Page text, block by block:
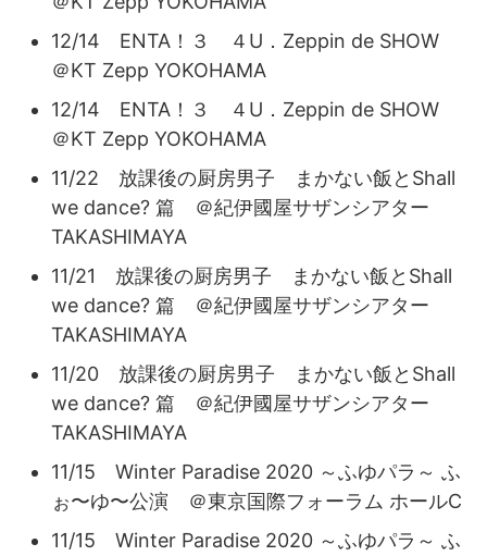
12/14 ENTA！３ ４U．Zeppin de SHOW
＠KT Zepp YOKOHAMA
12/14 ENTA！３ ４U．Zeppin de SHOW
＠KT Zepp YOKOHAMA
11/22 放課後の厨房男子 まかない飯とShall
we dance? 篇 ＠紀伊國屋サザンシアター
TAKASHIMAYA
11/21 放課後の厨房男子 まかない飯とShall
we dance? 篇 ＠紀伊國屋サザンシアター
TAKASHIMAYA
11/20 放課後の厨房男子 まかない飯とShall
we dance? 篇 ＠紀伊國屋サザンシアター
TAKASHIMAYA
11/15 Winter Paradise 2020 ～ふゆパラ～ ふ
ぉ〜ゆ〜公演 ＠東京国際フォーラム ホールC
11/15 Winter Paradise 2020 ～ふゆパラ～ ふ